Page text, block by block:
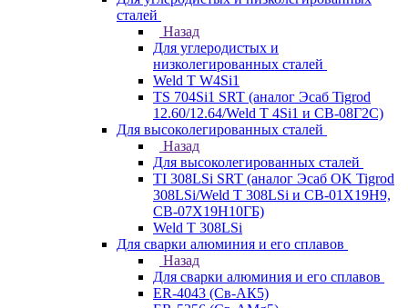
сталей
Назад
Для углеродистых и
низколегированных сталей
Weld T W4Si1
TS 704Si1 SRT (аналог Эсаб Tigrod
12.60/12.64/Weld T 4Si1 и СВ-08Г2С)
Для высоколегированных сталей
Назад
Для высоколегированных сталей
TI 308LSi SRT (аналог Эсаб OK Tigrod
308LSi/Weld T 308LSi и СВ-01Х19Н9,
СВ-07Х19Н10ГБ)
Weld T 308LSi
Для сварки алюминия и его сплавов
Назад
Для сварки алюминия и его сплавов
ER-4043 (Св-АК5)